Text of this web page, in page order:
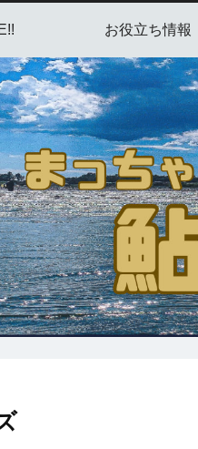
お役立ち情報